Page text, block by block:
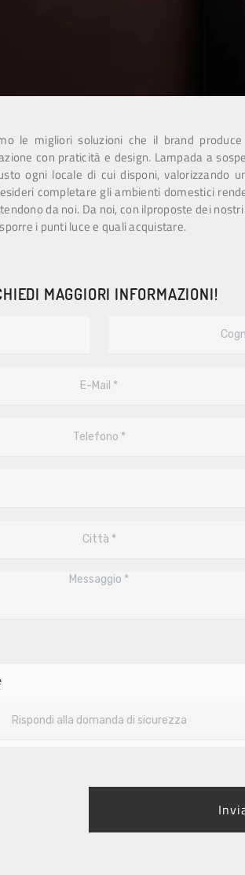
le migliori soluzioni che il brand
con praticità e design. Lampada a
ogni locale di cui disponi, valorizzando
completare gli ambienti domestici
da noi. Da noi, con ilproposte dei
i punti luce e quali acquistare.
MAGGIORI INFORMAZIONI!